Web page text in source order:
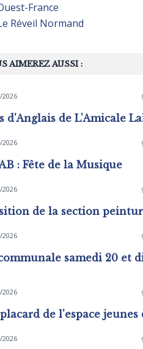
AIMEREZ AUSSI :
2026
2026
: Fête de la Musique
2026
2026
2026
2026
France
Réveil Normand